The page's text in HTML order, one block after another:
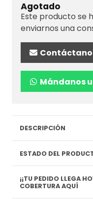
Agotado
Este producto se
enviarnos una
Mándanos
DESCRIPCIÓN
ESTADO DEL
¡¡TU PEDIDO LLEGA HOY!! VER
COBERTURA AQUÍ